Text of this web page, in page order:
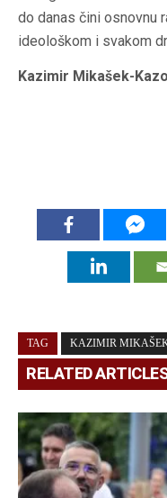
do danas čini osnovnu
ideološkom i svakom
Kazimir Mikašek-
TAG KAZIMIR
RELATED